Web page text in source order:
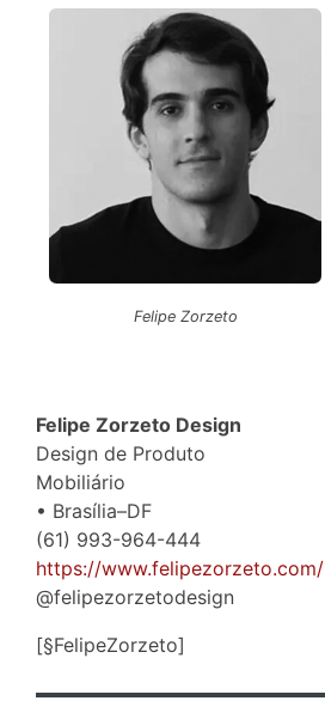
Felipe Zorzeto
Felipe Zorzeto Design
Design de Produto
Mobiliário
• Brasília–DF
(61) 993-964-444
https://www.felipezorzeto.com/
@felipezorzetodesign
[§FelipeZorzeto]